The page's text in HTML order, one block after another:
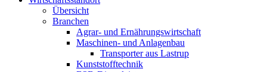
Übersicht
Branchen
Agrar- und Ernährungswirtschaft
Maschinen- und Anlagenbau
Transporter aus Lastrup
Kunststofftechnik